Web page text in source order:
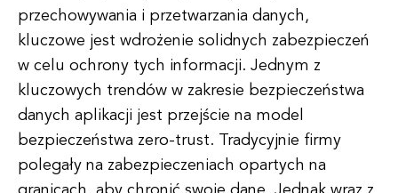
przechowywania i przetwarzania danych,
kluczowe jest wdrożenie solidnych zabezpieczeń
w celu ochrony tych informacji. Jednym z
kluczowych trendów w zakresie bezpieczeństwa
danych aplikacji jest przejście na model
bezpieczeństwa zero-trust. Tradycyjnie firmy
polegały na zabezpieczeniach opartych na